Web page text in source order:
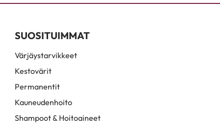
SUOSITUIMMAT
Värjäystarvikkeet
Kestovärit
Permanentit
Kauneudenhoito
Shampoot & Hoitoaineet